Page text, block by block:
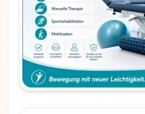
63067
Telefon
06985090550
Sprachen
Deutsch, Persisch
Bewertung
5,0 (18 Google reviews)
About Manouchehr Kamardi
Dr med Manouchehr Kamardi